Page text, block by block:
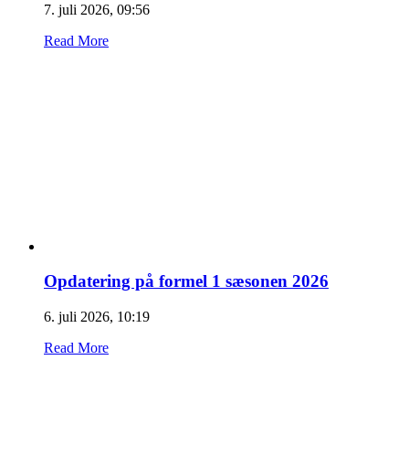
7. juli 2026, 09:56
Read More
Opdatering på formel 1 sæsonen 2026
6. juli 2026, 10:19
Read More